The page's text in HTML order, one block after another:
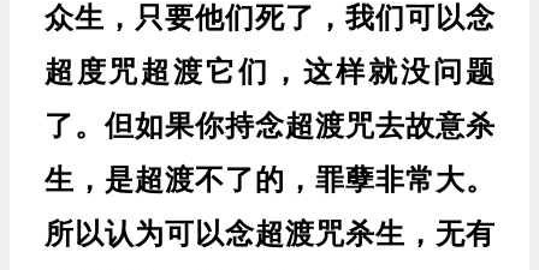
众生，只要他们死了，我们可以念
超度咒超渡它们，这样就没问题
了。但如果你持念超渡咒去故意杀
生，是超渡不了的，罪孽非常大。
所以认为可以念超渡咒杀生，无有